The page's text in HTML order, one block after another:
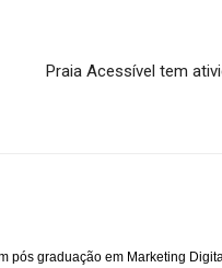
Praia Acessível tem
pós graduação em Marketing